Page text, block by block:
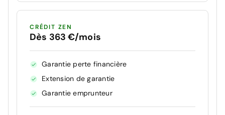
CRÉDIT ZEN
Dès 363 €/mois
Garantie perte financière
Extension de garantie
Garantie emprunteur